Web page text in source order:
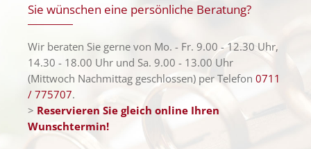
Sie wünschen eine persönliche Beratung?
Wir beraten Sie gerne von Mo. - Fr. 9.00 - 12.30 Uhr,
14.30 - 18.00 Uhr und Sa. 9.00 - 13.00 Uhr
(Mittwoch Nachmittag geschlossen) per Telefon 0711
/ 775707.
> Reservieren Sie gleich online Ihren
Wunschtermin!